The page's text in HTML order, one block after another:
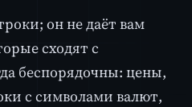
он не даёт вам
сходят с
беспорядочны: цены,
с символами валют,